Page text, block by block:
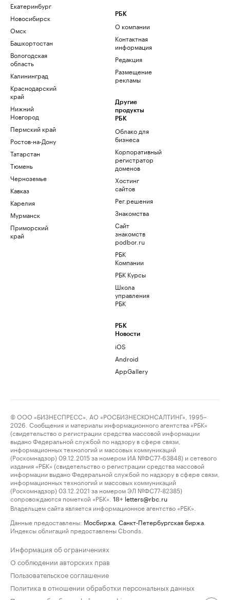
Екатеринбург
Новосибирск
Омск
Башкортостан
Вологодская
область
Калининград
Краснодарский
край
Нижний
Новгород
Пермский край
Ростов-на-Дону
Татарстан
Тюмень
Черноземье
Кавказ
Карелия
Мурманск
Приморский
край
РБК
О компании
Контактная
информация
Редакция
Размещение
рекламы
Другие
продукты
РБК
Облако для
бизнеса
Корпоративный
регистратор
доменов
Хостинг
сайтов
Рег.решения
Знакомства
Сайт
знакомств
podbor.ru
РБК
Компании
РБК Курсы
Школа
управления
РБК
РБК
Новости
iOS
Android
AppGallery
© ООО «БИЗНЕСПРЕСС», АО «РОСБИЗНЕСКОНСАЛТИНГ», 1995–
2026. Сообщения и материалы информационного агентства «РБК»
(свидетельство о регистрации средства массовой информации
выдано Федеральной службой по надзору в сфере связи,
информационных технологий и массовых коммуникаций
(Роскомнадзор) 09.12.2015 за номером ИА №ФС77-63848) и сетевого
издания «РБК» (свидетельство о регистрации средства массовой
информации выдано Федеральной службой по надзору в сфере связи,
информационных технологий и массовых коммуникаций
(Роскомнадзор) 03.12.2021 за номером ЭЛ №ФС77-82385)
сопровождаются пометкой «РБК».
18+ letters@rbc.ru
Владельцем сайта является информационное агентство «РБК».
Данные предоставлены: Мосбиржа Санкт-Петербургская биржа
Индексы облигаций предоставлены Cbonds.
Информация об ограничениях
О соблюдении авторских прав
Пользовательское соглашение
Политика в отношении обработки персональных данных